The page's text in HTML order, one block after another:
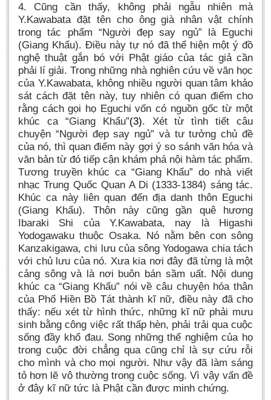
4. Cũng cần thấy, không phải ngẫu nhiên mà
Y.Kawabata đặt tên cho ông già nhân vật chính
trong tác phẩm “Người đẹp say ngủ” là Eguchi
(Giang Khẩu). Điều này tự nó đã thể hiện một ý đồ
nghệ thuật gắn bó với Phật giáo của tác giả cần
phải lí giải. Trong những nhà nghiên cứu về văn học
của Y.Kawabata, không nhiều người quan tâm khảo
sát cách đặt tên này, tuy nhiên có quan điểm cho
rằng cách gọi họ Eguchi vốn có nguồn gốc từ một
khúc ca “Giang Khẩu”(3). Xét từ tình tiết câu
chuyện “Người đẹp say ngủ” và tư tưởng chủ đề
của nó, thì quan điểm này gợi ‎ý so sánh văn hóa và
văn bản từ đó tiếp cận khám phá nội hàm tác phẩm.
Tương truyền khúc ca “Giang Khẩu” do nhà viết
nhạc Trung Quốc Quan A Di (1333-1384) sáng tác.
Khúc ca này liên quan đến địa danh thôn Eguchi
(Giang Khẩu). Thôn này cũng gần quê hương
Ibaraki Shi của Y.Kawabata, nay là Higashi
Yodogawaku thuộc Osaka. Nó nằm bên con sông
Kanzakigawa, chi lưu của sông Yodogawa chia tách
với chủ lưu của nó. Xưa kia nơi đây đã từng là một
cảng sông và là nơi buôn bán sầm uất. Nội dung
khúc ca “Giang Khẩu” nói về câu chuyện hóa thân
của Phổ Hiền Bồ Tát thành kĩ nữ, điều này đã cho
thấy: nếu xét từ hình thức, những kĩ nữ phải mưu
sinh bằng công việc rất thấp hèn, phải trải qua cuộc
sống đầy khổ đau. Song những thể nghiệm của họ
trong cuộc đời chẳng qua cũng chỉ là sự cứu rỗi
cho mình và cho mọi người. Như vậy đã làm sáng
tỏ hơn lẽ vô thường trong cuộc sống. Vì vậy vấn đề
ở đây kĩ nữ tức là Phật cần được minh chứng.